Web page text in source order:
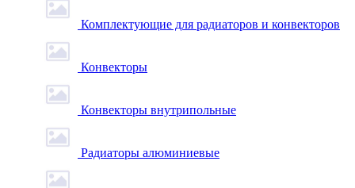
Комплектующие для радиаторов и конвекторов
Конвекторы
Конвекторы внутрипольные
Радиаторы алюминиевые